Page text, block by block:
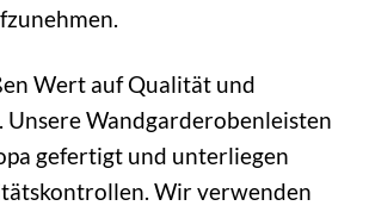
Wert auf Qualität und
Unsere Wandgarderobenleisten
gefertigt und unterliegen
Wir verwenden